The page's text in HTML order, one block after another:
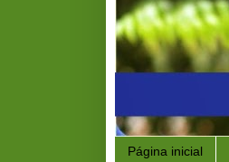
Página inicial